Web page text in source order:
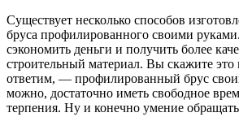
Существует несколько способов
бруса профилированного своими
сэкономить деньги и получить более
строительный материал. Вы скажите
ответим, — профилированный брус
можно, достаточно иметь свободное
терпения. Ну и конечно умение